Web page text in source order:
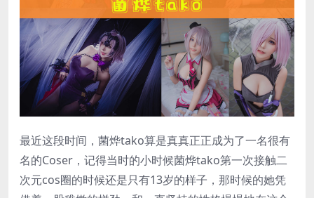
最近这段时间，菌烨tako算是真真正正成为了一名很有
名的Coser，记得当时的小时候菌烨tako第一次接触二
次元cos圈的时候还是只有13岁的样子，那时候的她凭